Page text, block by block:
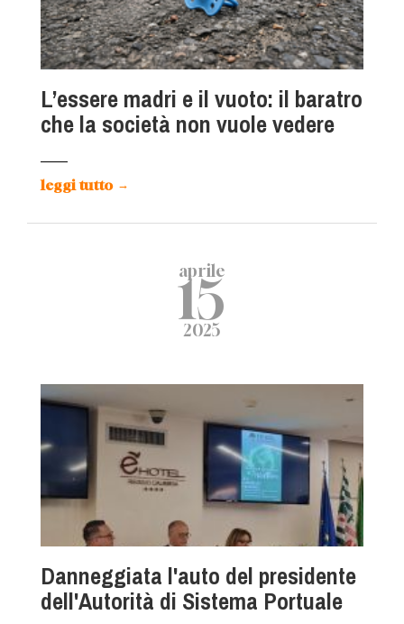
L’essere madri e il vuoto: il baratro
che la società non vuole vedere
leggi tutto →
aprile
15
2025
Danneggiata l'auto del presidente
dell'Autorità di Sistema Portuale